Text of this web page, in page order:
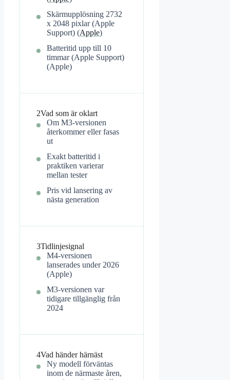
Skärmupplösning 2732
x 2048 pixlar (Apple
Support) (Apple)
Batteritid upp till 10
timmar (Apple Support)
(Apple)
2Vad som är oklart
Om M3-versionen
återkommer eller fasas
ut
Exakt batteritid i
praktiken varierar
mellan tester
Pris vid lansering av
nästa generation
3Tidlinjesignal
M4-versionen
lanserades under 2026
(Apple)
M3-versionen var
tidigare tillgänglig från
2024
4Vad händer härnäst
Ny modell förväntas
inom de närmaste åren,